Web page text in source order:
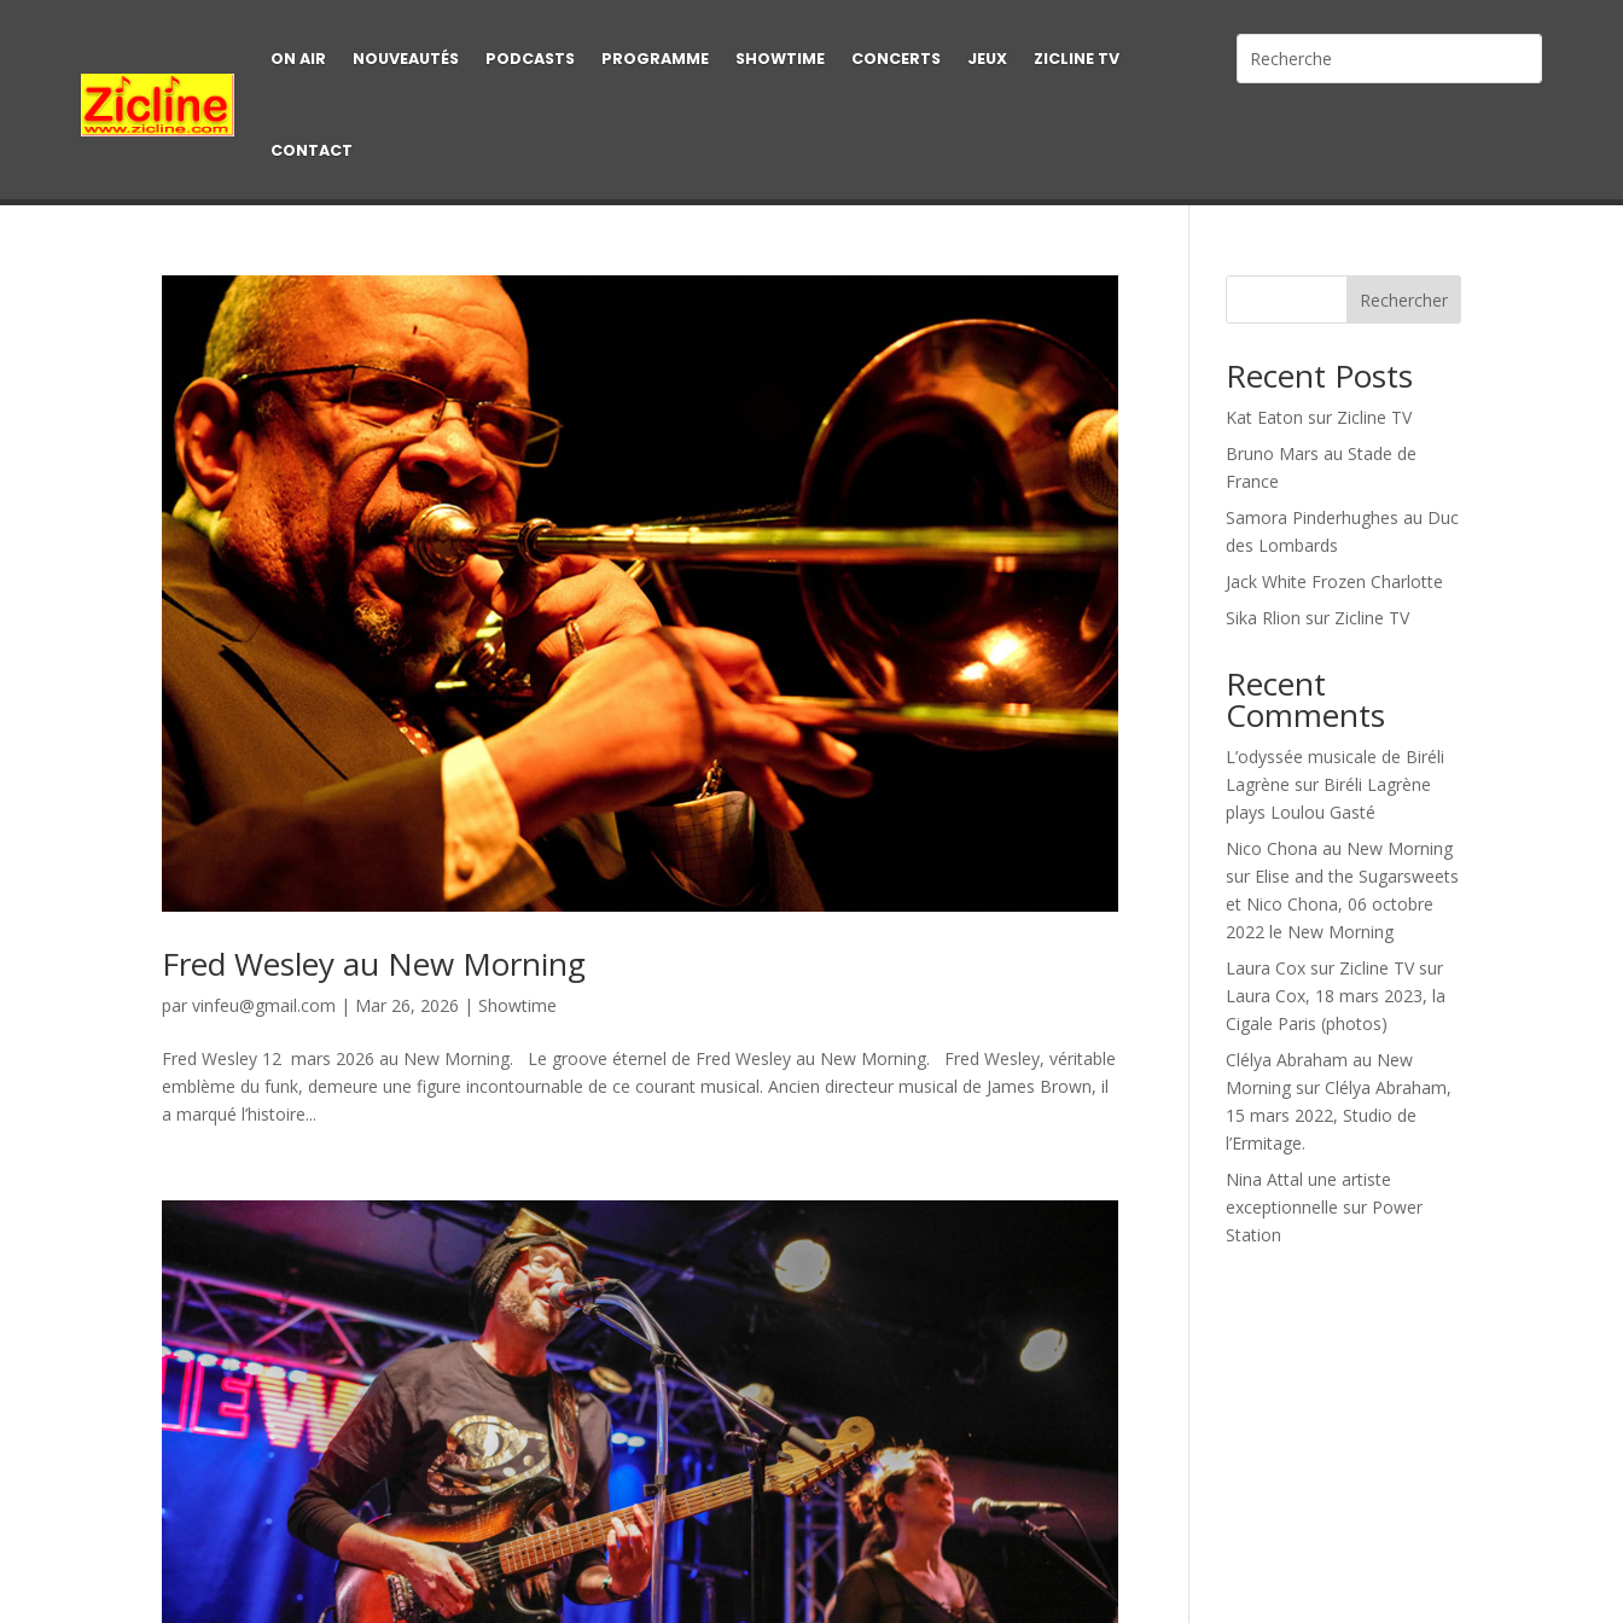
ON AIR NOUVEAUTÉS PODCASTS PROGRAMME SHOWTIME CONCERTS JEUX ZICLINE TV
CONTACT
Fred Wesley au New Morning
parvinfeu@gmail.com | Mar 26, 2026 | Showtime
Fred Wesley 12 mars 2026 au New Morning. Le groove éternel de Fred Wesley au New Morning. Fred Wesley, véritable
emblème du funk, demeure une figure incontournable de ce courant musical. Ancien directeur musical de James Brown, il
a marqué l’histoire...
Rechercher
Recent Posts
Kat Eaton sur Zicline TV
Bruno Mars au Stade de
France
Samora Pinderhughes au Duc
des Lombards
Jack White Frozen Charlotte
Sika Rlion sur Zicline TV
Recent
Comments
L’odyssée musicale de Biréli
Lagrène sur Biréli Lagrène
plays Loulou Gasté
Nico Chona au New Morning
sur Elise and the Sugarsweets
et Nico Chona, 06 octobre
2022 le New Morning
Laura Cox sur Zicline TVsur
Laura Cox, 18 mars 2023, la
Cigale Paris (photos)
Clélya Abraham au New
Morning sur Clélya Abraham,
15 mars 2022, Studio de
l’Ermitage.
Nina Attal une artiste
exceptionnelle sur Power
Station